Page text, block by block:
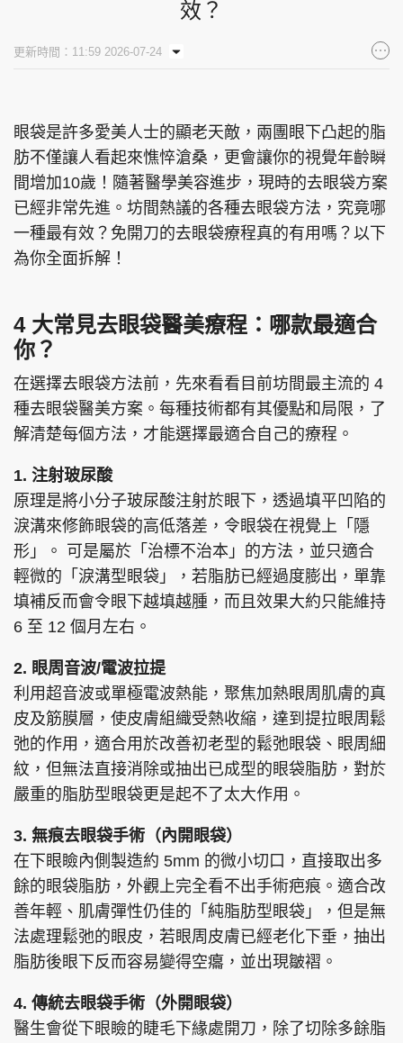
效？
更新時間：11:59 2026-07-24
眼袋是許多愛美人士的顯老天敵，兩團眼下凸起的脂
肪不僅讓人看起來憔悴滄桑，更會讓你的視覺年齡瞬
間增加10歲！隨著醫學美容進步，現時的去眼袋方案
已經非常先進。坊間熱議的各種去眼袋方法，究竟哪
一種最有效？免開刀的去眼袋療程真的有用嗎？以下
為你全面拆解！
4 大常見去眼袋醫美療程：哪款最適合
你？
在選擇去眼袋方法前，先來看看目前坊間最主流的 4
種去眼袋醫美方案。每種技術都有其優點和局限，了
解清楚每個方法，才能選擇最適合自己的療程。
1. 注射玻尿酸
原理是將小分子玻尿酸注射於眼下，透過填平凹陷的
淚溝來修飾眼袋的高低落差，令眼袋在視覺上「隱
形」。 可是屬於「治標不治本」的方法，並只適合
輕微的「淚溝型眼袋」，若脂肪已經過度膨出，單靠
填補反而會令眼下越填越腫，而且效果大約只能維持
6 至 12 個月左右。
2. 眼周音波/電波拉提
利用超音波或單極電波熱能，聚焦加熱眼周肌膚的真
皮及筋膜層，使皮膚組織受熱收縮，達到提拉眼周鬆
弛的作用，適合用於改善初老型的鬆弛眼袋、眼周細
紋，但無法直接消除或抽出已成型的眼袋脂肪，對於
嚴重的脂肪型眼袋更是起不了太大作用。
3. 無痕去眼袋手術（內開眼袋）
在下眼瞼內側製造約 5mm 的微小切口，直接取出多
餘的眼袋脂肪，外觀上完全看不出手術疤痕。適合改
善年輕、肌膚彈性仍佳的「純脂肪型眼袋」，但是無
法處理鬆弛的眼皮，若眼周皮膚已經老化下垂，抽出
脂肪後眼下反而容易變得空癟，並出現皺褶。
4. 傳統去眼袋手術（外開眼袋）
醫生會從下眼瞼的睫毛下緣處開刀，除了切除多餘脂